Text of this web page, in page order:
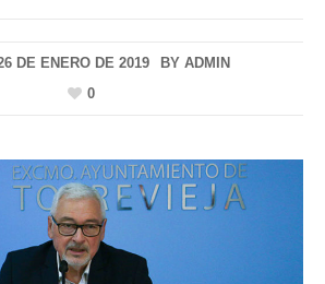
DE ENERO DE 2019 BY ADMIN
0